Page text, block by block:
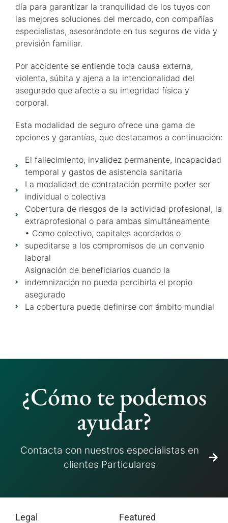
día para garantizar la tranquilidad de los tuyos con
las mejores soluciones del mercado, con compañías
especialistas, asesorándote en tus seguros de vida y
previsión familiar.
Por accidente se entiende toda causa externa,
violenta, súbita y ajena a la intencionalidad del
asegurado que afecte a su integridad física y
corporal.
Esta modalidad de seguro ofrece una gama de
opciones y garantías, que destacamos a continuación:
El fallecimiento, invalidez permanente, incapacidad
temporal y gastos de asistencia sanitaria
La modalidad de contratación permite poder ser
individual o colectiva
Cobertura de riesgos de la actividad profesional, la
extraprofesional o para ambas simultáneamente
• Como colectivo, capitales acordados o
supeditarse a los compromisos de un convenio
laboral
Asignación de beneficiarios cuando la
indemnización no pueda percibirla el propio
asegurado
La cobertura puede definirse con ámbito mundial
¿Cómo te podemos
ayudar?
Contacta con nuestros especialistas en
clientes Particulares
Legal Featured